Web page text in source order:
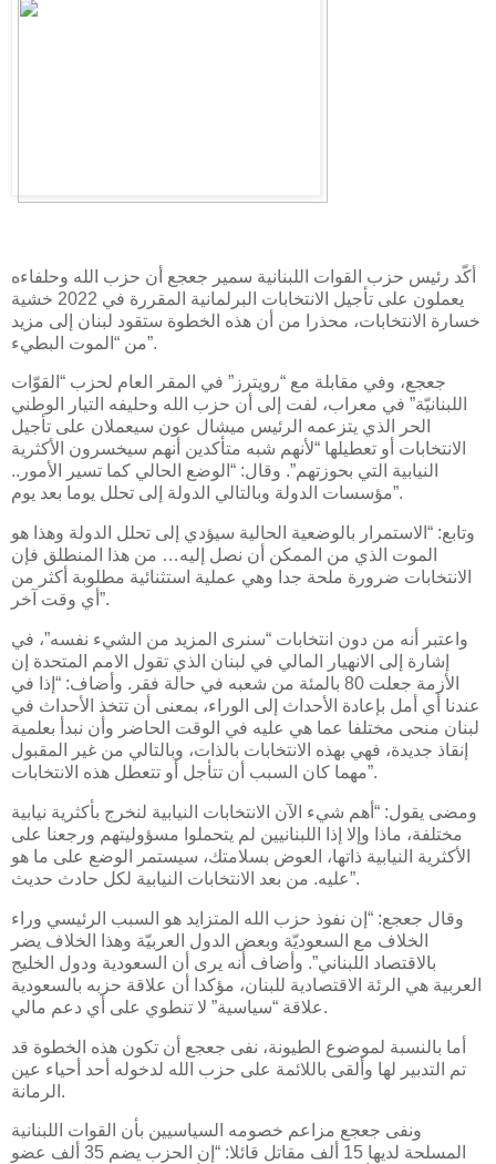
أكّد رئيس حزب القوات اللبنانية سمير جعجع أن حزب الله وحلفاءه
يعملون على تأجيل الانتخابات البرلمانية المقررة في 2022 خشية
خسارة الانتخابات، محذرا من أن هذه الخطوة ستقود لبنان إلى مزيد
من “الموت البطيء”.
جعجع، وفي مقابلة مع “رويترز” في المقر العام لحزب “القوّات
اللبنانيّة” في معراب، لفت إلى أن حزب الله وحليفه التيار الوطني
الحر الذي يتزعمه الرئيس ميشال عون سيعملان على تأجيل
الانتخابات أو تعطيلها “لأنهم شبه متأكدين أنهم سيخسرون الأكثرية
النيابية التي بحوزتهم”. وقال: “الوضع الحالي كما تسير الأمور..
مؤسسات الدولة وبالتالي الدولة إلى تحلل يوما بعد يوم”.
وتابع: “الاستمرار بالوضعية الحالية سيؤدي إلى تحلل الدولة وهذا هو
الموت الذي من الممكن أن نصل إليه… من هذا المنطلق فإن
الانتخابات ضرورة ملحة جدا وهي عملية استثنائية مطلوبة أكثر من
أي وقت آخر”.
واعتبر أنه من دون انتخابات “سنرى المزيد من الشيء نفسه”، في
إشارة إلى الانهيار المالي في لبنان الذي تقول الامم المتحدة إن
الأزمة جعلت 80 بالمئة من شعبه في حالة فقر. وأضاف: “إذا في
عندنا أي أمل بإعادة الأحداث إلى الوراء، بمعنى أن تتخذ الأحداث في
لبنان منحى مختلفا عما هي عليه في الوقت الحاضر وأن نبدأ بعلمية
إنقاذ جديدة، فهي بهذه الانتخابات بالذات، وبالتالي من غير المقبول
مهما كان السبب أن تتأجل أو تتعطل هذه الانتخابات”.
ومضى يقول: “أهم شيء الآن الانتخابات النيابية لنخرج بأكثرية نيابية
مختلفة، ماذا وإلا إذا اللبنانيين لم يتحملوا مسؤوليتهم ورجعنا على
الأكثرية النيابية ذاتها، العوض بسلامتك، سيستمر الوضع على ما هو
عليه. من بعد الانتخابات النيابية لكل حادث حديث”.
وقال جعجع: “إن نفوذ حزب الله المتزايد هو السبب الرئيسي وراء
الخلاف مع السعوديّة وبعض الدول العربيّة وهذا الخلاف يضر
بالاقتصاد اللبناني”. وأضاف أنه يرى أن السعودية ودول الخليج
العربية هي الرئة الاقتصادية للبنان، مؤكدا أن علاقة حزبه بالسعودية
علاقة “سياسية” لا تنطوي على أي دعم مالي.
أما بالنسبة لموضوع الطيونة، نفى جعجع أن تكون هذه الخطوة قد
تم التدبير لها وألقى باللائمة على حزب الله لدخوله أحد أحياء عين
الرمانة.
ونفى جعجع مزاعم خصومه السياسيين بأن القوات اللبنانية
المسلحة لديها 15 ألف مقاتل قائلا: “إن الحزب يضم 35 ألف عضو